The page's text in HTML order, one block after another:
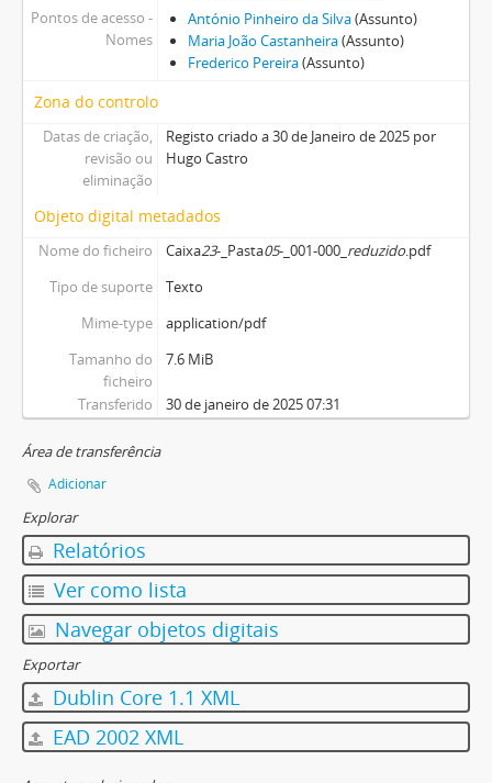
Pontos de acesso -
Nomes
António Pinheiro da Silva(Assunto)
Maria João Castanheira(Assunto)
Frederico Pereira(Assunto)
Zona do controlo
Datas de criação,
revisão ou
eliminação
Registo criado a 30 de Janeiro de 2025 por
Hugo Castro
Objeto digital metadados
Nome do ficheiro Caixa23-_Pasta05-_001-000_ reduzido.pdf
Tipo de suporte
Texto
Mime-type
application/pdf
Tamanho do
ficheiro
7.6 MiB
Transferido 30 de janeiro de 2025 07:31
Área de transferência
Adicionar
Explorar
Relatórios
Ver como lista
Navegar objetos digitais
Exportar
Dublin Core 1.1 XML
EAD 2002 XML